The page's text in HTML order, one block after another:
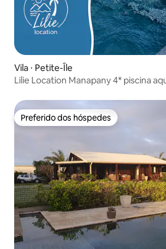
Vila ⋅ Petite-Île
Lilie Location Manapany 4* piscina
Preferido dos hóspedes
Preferido dos hóspedes